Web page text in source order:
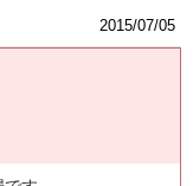
2015/07/05